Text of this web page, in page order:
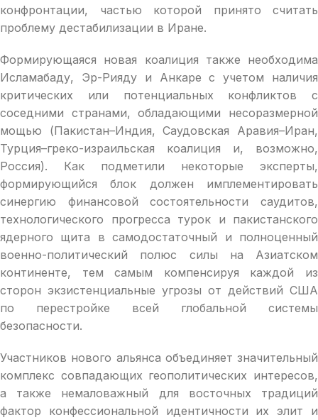
конфронтации, частью которой принято считать
проблему дестабилизации в Иране.
Формирующаяся новая коалиция также необходима
Исламабаду, Эр-Рияду и Анкаре с учетом наличия
критических или потенциальных конфликтов с
соседними странами, обладающими несоразмерной
мощью (Пакистан–Индия, Саудовская Аравия–Иран,
Турция–греко-израильская коалиция и, возможно,
Россия). Как подметили некоторые эксперты,
формирующийся блок должен имплементировать
синергию финансовой состоятельности саудитов,
технологического прогресса турок и пакистанского
ядерного щита в самодостаточный и полноценный
военно-политический полюс силы на Азиатском
континенте, тем самым компенсируя каждой из
сторон экзистенциальные угрозы от действий США
по перестройке всей глобальной системы
безопасности.
Участников нового альянса объединяет значительный
комплекс совпадающих геополитических интересов,
а также немаловажный для восточных традиций
фактор конфессиональной идентичности их элит и